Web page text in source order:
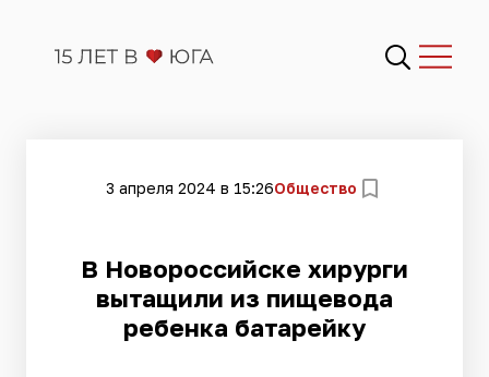
3 апреля 2024 в 15:26Общество
​В Новороссийске хирурги
вытащили из пищевода
ребенка батарейку